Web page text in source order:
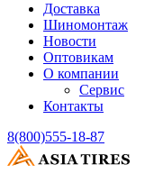
Доставка
Шиномонтаж
Новости
Оптовикам
О компании
Сервис
Контакты
8(800)555-18-87